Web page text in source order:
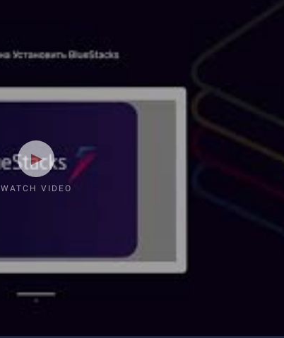
WATCH VIDEO